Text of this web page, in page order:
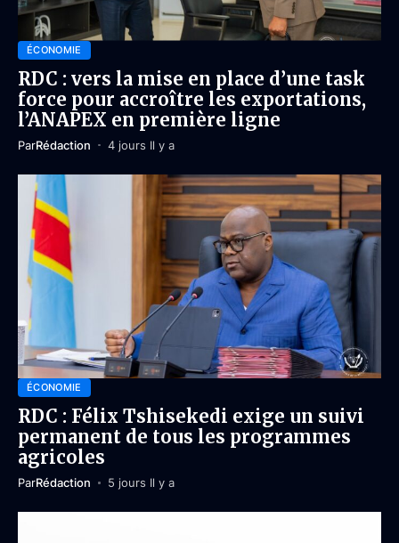
ÉCONOMIE
RDC : vers la mise en place d’une task
force pour accroître les exportations,
l’ANAPEX en première ligne
ParRédaction 4 jours Il y a
ÉCONOMIE
RDC : Félix Tshisekedi exige un suivi
permanent de tous les programmes
agricoles
ParRédaction 5 jours Il y a